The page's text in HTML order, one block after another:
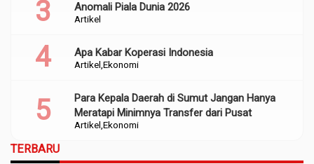
Artikel
Anomali Piala Dunia 2026
Artikel Ekonomi
Apa Kabar Koperasi Indonesia
Artikel Ekonomi
Para Kepala Daerah di Sumut Jangan Hanya
Meratapi Minimnya Transfer dari Pusat
TERBARU